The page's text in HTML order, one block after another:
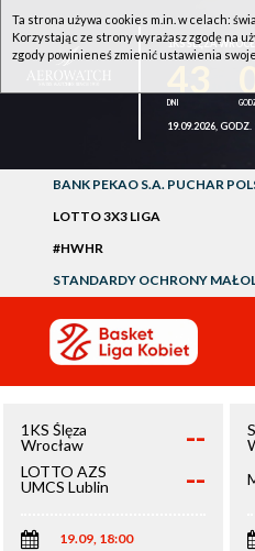
1KS ŚLĘZA
19.09.2026, GODZ.
BANK PEKAO S.A. PUCHAR
LOTTO 3X3 LIGA
#HWHR
STANDARDY OCHRONY
1KS Ślęza
Wrocław
--
LOTTO AZS
UMCS Lublin
--
19.09, 18:00
Ta strona używa cookies m.in. w celach:
Korzystając ze strony wyrażasz zgodę na
zgody powinieneś zmienić ustawienia